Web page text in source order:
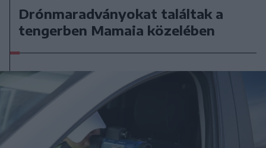
Drónmaradványokat találtak a
tengerben Mamaia közelében